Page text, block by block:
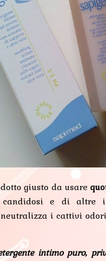
giusto da usare
candidosi e di altre
i cattivi
intimo puro,